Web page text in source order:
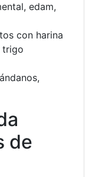
edam,
con harina
trigo
de